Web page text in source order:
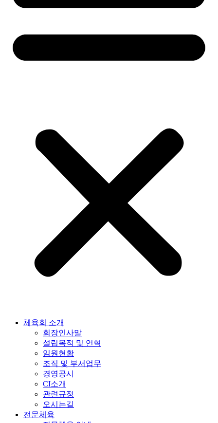
체육회 소개
회장인사말
설립목적 및 연혁
임원현황
조직 및 부서업무
경영공시
CI소개
관련규정
오시는길
전문체육